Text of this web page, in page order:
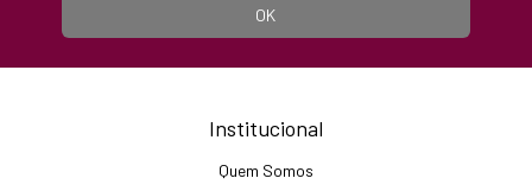
Institucional
Quem Somos